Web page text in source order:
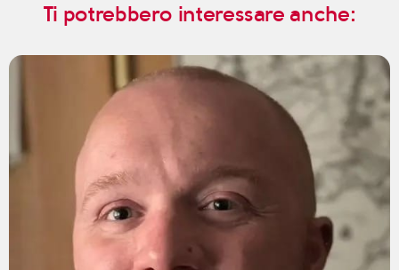
Ti potrebbero interessare anche: